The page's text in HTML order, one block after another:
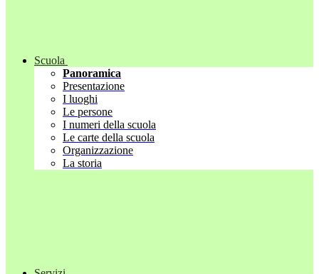
Scuola
Panoramica
Presentazione
I luoghi
Le persone
I numeri della scuola
Le carte della scuola
Organizzazione
La storia